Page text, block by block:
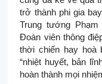
trở thành phi gia
Trung tướng
Đoàn viên thông
thời chiến hay hoà
“nhiệt huyết, bản
hoàn thành mọi